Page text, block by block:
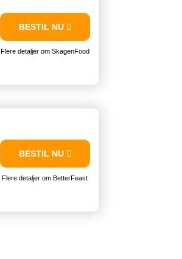
BESTIL NU
Flere detaljer om SkagenFood
BESTIL NU
Flere detaljer om BetterFeast